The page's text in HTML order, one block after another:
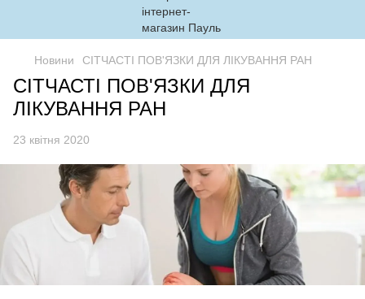
Новини СІТЧАСТІ ПОВ'ЯЗКИ ДЛЯ ЛІКУВАННЯ РАН
СІТЧАСТІ ПОВ'ЯЗКИ ДЛЯ
ЛІКУВАННЯ РАН
23 квітня 2020